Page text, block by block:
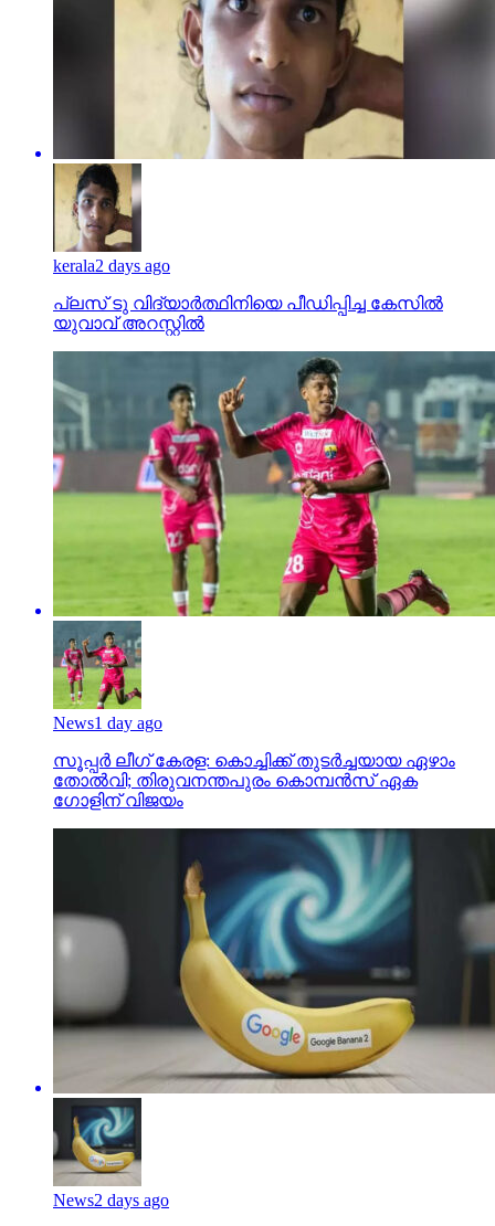
kerala2 days ago
പ്ലസ് ടു വിദ്യാര്‍ത്ഥിനിയെ പീഡിപ്പിച്ച കേസില്‍
യുവാവ് അറസ്റ്റില്‍
News1 day ago
സൂപ്പര്‍ ലീഗ് കേരള: കൊച്ചിക്ക് തുടര്‍ച്ചയായ ഏഴാം
തോല്‍വി; തിരുവനന്തപുരം കൊമ്പന്‍സ് ഏക
ഗോളിന് വിജയം
News2 days ago